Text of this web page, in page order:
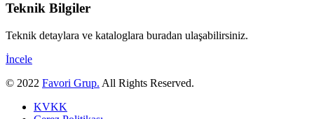
Teknik Bilgiler
Teknik detaylara ve kataloglara buradan ulaşabilirsiniz.
İncele
© 2022 Favori Grup. All Rights Reserved.
KVKK